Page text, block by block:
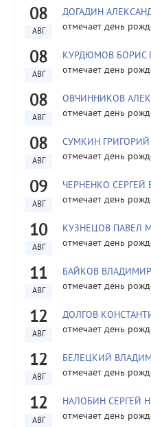
08
АВГ
ДОГАДИН
отмечает день
08
АВГ
КУРДЮМОВ БОРИС
отмечает день
08
АВГ
ОВЧИННИКОВ
отмечает день
08
АВГ
СУМКИН
отмечает день
09
АВГ
ЧЕРНЕНКО
отмечает день
10
АВГ
КУЗНЕЦОВ ПАВЕЛ
отмечает день
11
АВГ
БАЙКОВ
отмечает день
12
АВГ
ДОЛГОВ
отмечает день
12
АВГ
БЕЛЕЦКИЙ
отмечает день
12
АВГ
НАЛОБИН СЕРГЕЙ
отмечает день